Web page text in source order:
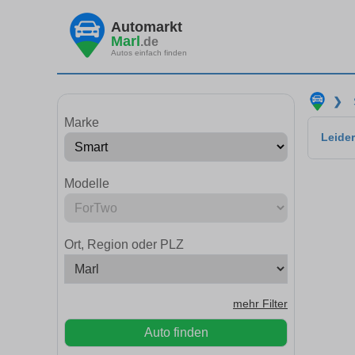
Automarkt
Marl.de
Autos einfach finden
Marke
Modelle
Ort, Region oder PLZ
mehr Filter
Auto finden
❯